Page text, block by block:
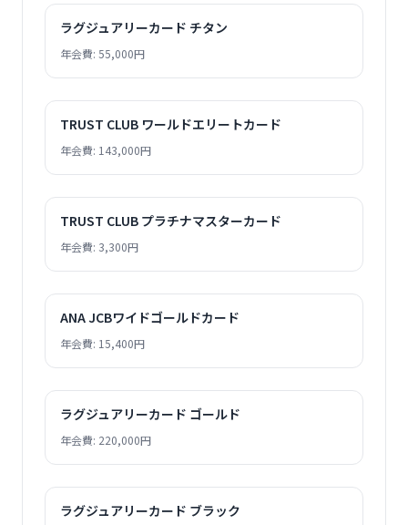
ラグジュアリーカード チタン
年会費: 55,000円
TRUST CLUB ワールドエリートカード
年会費: 143,000円
TRUST CLUB プラチナマスターカード
年会費: 3,300円
ANA JCBワイドゴールドカード
年会費: 15,400円
ラグジュアリーカード ゴールド
年会費: 220,000円
ラグジュアリーカード ブラック